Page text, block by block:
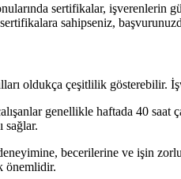
sertifikalar, işverenlerin
sahipseniz,
oldukça çeşitlilik
genellikle haftada 40 saat
sağlar.
becerilerine ve işin
önemlidir.